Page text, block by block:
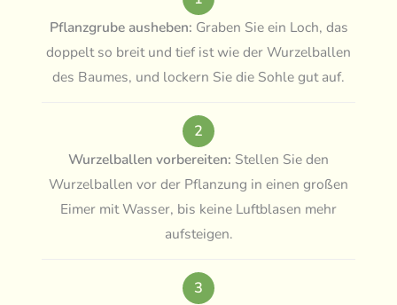
Pflanzgrube ausheben: Graben Sie ein Loch, das
doppelt so breit und tief ist wie der Wurzelballen
des Baumes, und lockern Sie die Sohle gut auf.
2
Wurzelballen vorbereiten: Stellen Sie den
Wurzelballen vor der Pflanzung in einen großen
Eimer mit Wasser, bis keine Luftblasen mehr
aufsteigen.
3